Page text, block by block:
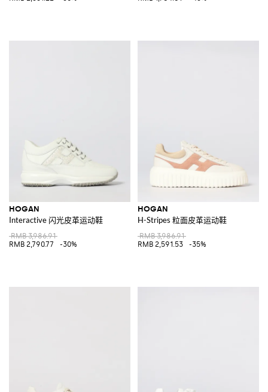
HOGAN
Interactive 闪光皮革运动鞋
RMB 3,986.91
RMB 2,790.77
-30%
HOGAN
H-Stripes 粒面皮革运动鞋
RMB 3,986.91
RMB 2,591.53
-35%